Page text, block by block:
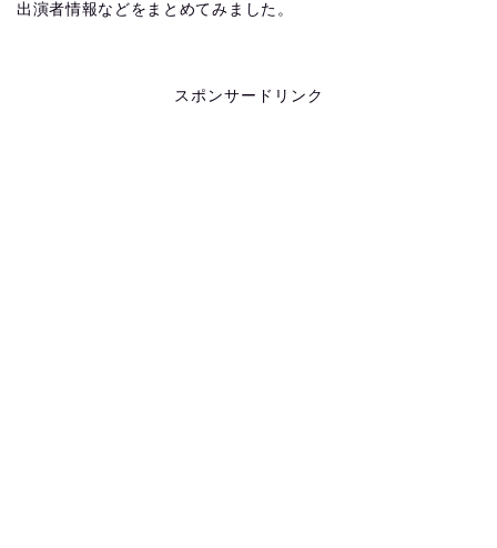
出演者情報などをまとめてみました。
スポンサードリンク